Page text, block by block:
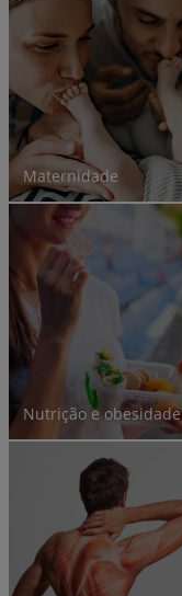
Maternidade
Nutrição e obesidade